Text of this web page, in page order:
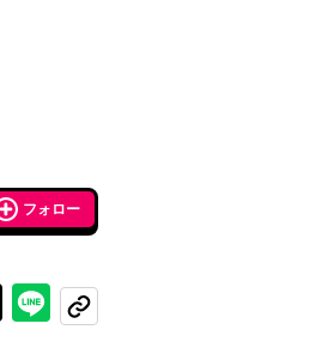
フォロー
Xで投稿するラインでシェアする
コピーする